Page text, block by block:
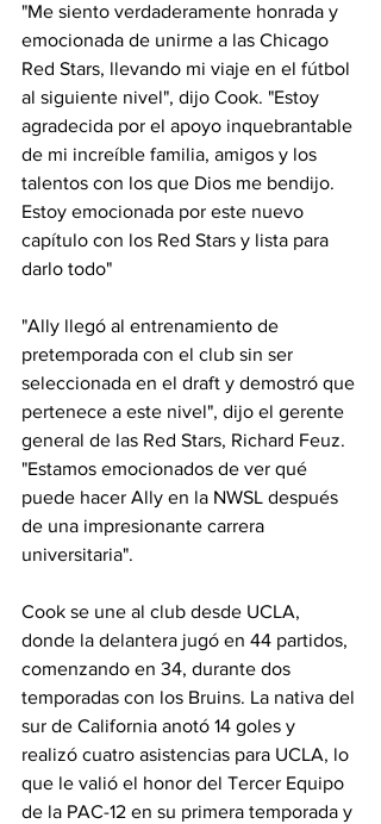
"Me siento verdaderamente honrada y
emocionada de unirme a las Chicago
Red Stars, llevando mi viaje en el fútbol
al siguiente nivel", dijo Cook. "Estoy
agradecida por el apoyo inquebrantable
de mi increíble familia, amigos y los
talentos con los que Dios me bendijo.
Estoy emocionada por este nuevo
capítulo con los Red Stars y lista para
darlo todo"
"Ally llegó al entrenamiento de
pretemporada con el club sin ser
seleccionada en el draft y demostró que
pertenece a este nivel", dijo el gerente
general de las Red Stars, Richard Feuz.
"Estamos emocionados de ver qué
puede hacer Ally en la NWSL después
de una impresionante carrera
universitaria".
Cook se une al club desde UCLA,
donde la delantera jugó en 44 partidos,
comenzando en 34, durante dos
temporadas con los Bruins. La nativa del
sur de California anotó 14 goles y
realizó cuatro asistencias para UCLA, lo
que le valió el honor del Tercer Equipo
de la PAC-12 en su primera temporada y